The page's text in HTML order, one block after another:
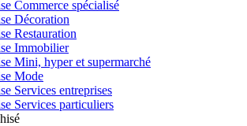
Commerce spécialisé
Décoration
Restauration
Immobilier
Mini, hyper et supermarché
Mode
Services entreprises
Services particuliers